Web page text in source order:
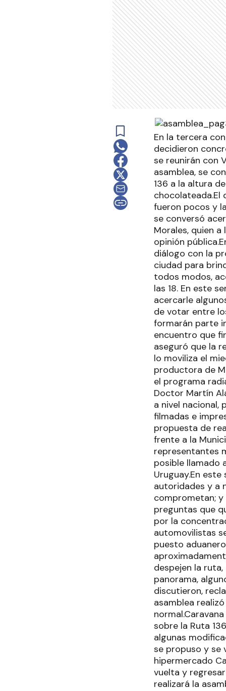
En la tercera
decidieron
se reunirán con
asamblea, se
136 a la altura
chocolateada.El
fueron pocos y
se conversó
Morales, quien
opinión
diálogo con la
ciudad para
todos modos,
las 18. En este
acercarle
de votar entre
formarán parte
encuentro que
aseguró que la
lo moviliza el
productora de
el programa
Doctor Martín
a nivel
filmadas e
propuesta de
frente a la
representantes
posible llamado
Uruguay.En
autoridades y a
comprometan;
preguntas que
por la
automovilistas
puesto
despejen la
panorama,
discutieron,
asamblea
sobre la Ruta
algunas
se propuso y se
hipermercado
vuelta y
realizará la